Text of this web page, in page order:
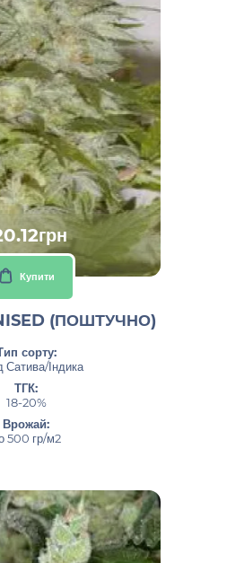
Купити
(ПОШТУЧНО)
сорту:
Сатива/Індика
ТГК:
18-20%
Врожай:
500 гр/м2